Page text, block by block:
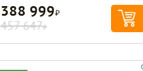
388 999Р
457 647Р